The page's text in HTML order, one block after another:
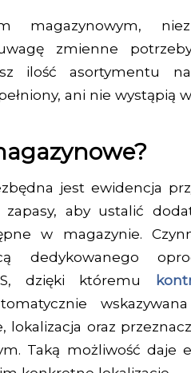
magazynowym,
zmienne
ilość asortymentu na
ani nie wystąpią
jest ewidencja
aby ustalić
w magazynie.
dzięki któremu
oraz
Taką możliwość daje